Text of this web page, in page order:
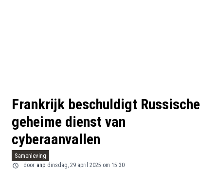
Frankrijk beschuldigt Russische
geheime dienst van
cyberaanvallen
Samenleving
door anp dinsdag, 29 april 2025 om 15:30